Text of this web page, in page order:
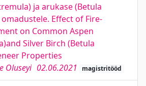
ja arukase (Betula
Effect of Fire-
on Common Aspen
Silver Birch (Betula
Properties
Oluseyi 02.06.2021 magistritööd